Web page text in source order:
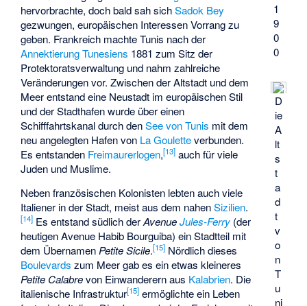
1
9
0
0
D
ie
A
lt
s
t
a
d
t
v
o
n
T
u
ni
hervorbrachte, doch bald sah sichSadok Bey
gezwungen, europäischen Interessen Vorrang zu
geben. Frankreich machte Tunis nach der
Annektierung Tunesiens 1881 zum Sitz der
Protektoratsverwaltung und nahm zahlreiche
Veränderungen vor. Zwischen der Altstadt und dem
Meer entstand eine Neustadt im europäischen Stil
und der Stadthafen wurde über einen
Schifffahrtskanal durch denSee von Tunis mit dem
neu angelegten Hafen von La Gouletteverbunden.
Es entstanden Freimaurerlogen,[13] auch für viele
Juden und Muslime.
Neben französischen Kolonisten lebten auch viele
Italiener in der Stadt, meist aus dem nahenSizilien.
[14] Es entstand südlich derAvenueJules-Ferry (der
heutigenAvenue Habib Bourguiba) ein Stadtteil mit
dem Übernamen Petite Sicile.[15] Nördlich dieses
Boulevards zum Meer gab es ein etwas kleineres
Petite Calabrevon Einwanderern aus Kalabrien. Die
italienische Infrastruktur[15] ermöglichte ein Leben